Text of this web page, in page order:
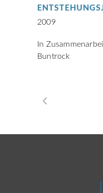
2009
In
Buntrock